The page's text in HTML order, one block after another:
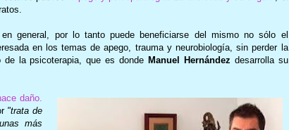
general, por lo tanto puede beneficiarse del mismo no sólo el
en los temas de apego, trauma y neurobiología, sin perder la
la psicoterapia, que es donde Manuel Hernández desarrolla su
daño.
"trata de
más